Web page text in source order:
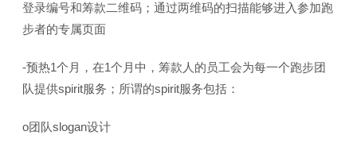
登录编号和筹款二维码；通过两维码的扫描能够进入参加跑
步者的专属页面
-预热1个月，在1个月中，筹款人的员工会为每一个跑步团
队提供spirit服务；所谓的spirit服务包括：
o团队slogan设计